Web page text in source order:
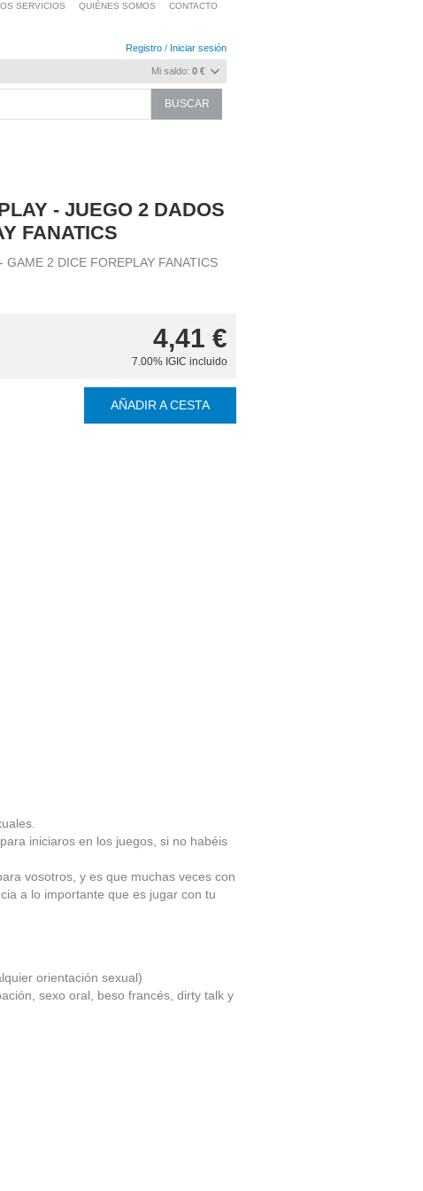
Registro / Iniciar sesión
Mi saldo: 0 €
SERVICIOS QUIÉNES SOMOS CONTACTO
- JUEGO 2 DADOS
FANATICS
GAME 2 DICE FOREPLAY FANATICS
4,41 €
7.00% IGIC incluido
AÑADIR A CESTA
iniciaros en los juegos, si no habéis
vosotros, y es que muchas veces con
a lo importante que es jugar con tu
orientación sexual)
sexo oral, beso francés, dirty talk y